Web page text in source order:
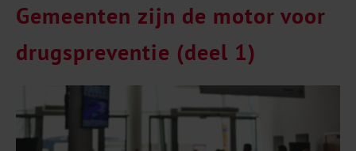
Gemeenten zijn de motor voor
drugspreventie (deel 1)